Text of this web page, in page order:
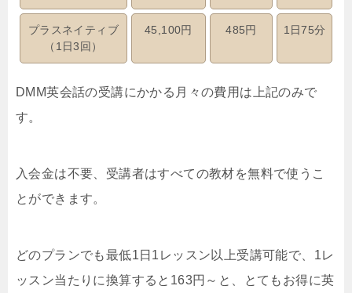
プラスネイティブ
（1日3回）
45,100円 485円 1日75分
DMM英会話の受講にかかる月々の費用は上記のみで
す。
入会金は不要、受講者はすべての教材を無料で使うこ
とができます。
どのプランでも最低1日1レッスン以上受講可能で、1レ
ッスン当たりに換算すると163円～と、とてもお得に英